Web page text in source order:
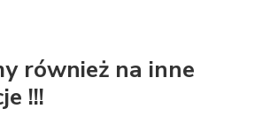
również na inne
!!!